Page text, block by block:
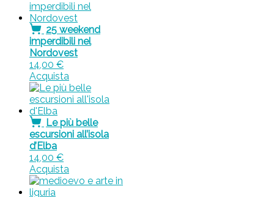
25 weekend
imperdibili nel
Nordovest
14,00 €
Acquista
Le più belle
escursioni all’isola
d’Elba
14,00 €
Acquista